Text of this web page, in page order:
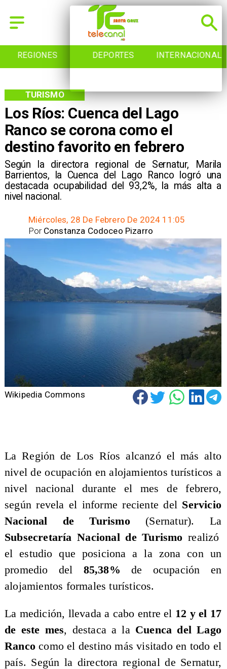
REGIONES DEPORTES INTERNACIONAL
Los Ríos: Cuenca del Lago
Ranco se corona como el
destino favorito en febrero
​Según la directora regional de Sernatur, Marila
Barrientos, la Cuenca del Lago Ranco logró una
destacada ocupabilidad del 93,2%, la más alta a
nivel nacional.
TURISMO
Miércoles, 28 De Febrero De 2024 11:05
Constanza Codoceo Pizarro
Por
Wikipedia Commons
La Región de Los Ríos alcanzó el más alto
nivel de ocupación en alojamientos turísticos a
nivel nacional durante el mes de febrero,
según revela el informe reciente del Servicio
Nacional de Turismo(Sernatur). La
Subsecretaría Nacional de Turismo realizó
el estudio que posiciona a la zona con un
promedio del 85,38% de ocupación en
alojamientos formales turísticos.
​La medición, llevada a cabo entre el 12 y el 17
de este mes, destaca a la Cuenca del Lago
Rancocomo el destino más visitado en todo el
país. Según la directora regional de Sernatur,